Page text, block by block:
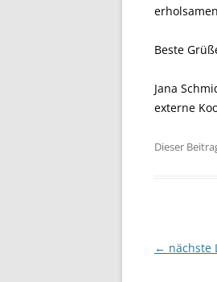
Beste
externe
Dieser
← nächste